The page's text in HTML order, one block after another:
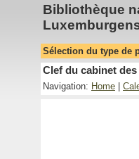
Bibliothèque
Sélection du type de
Clef du cabinet
Navigation: Home